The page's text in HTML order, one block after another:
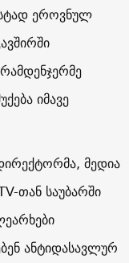
ეროვნულ
იმავე
მედია
თან საუბარში
ანტიდასავლურ